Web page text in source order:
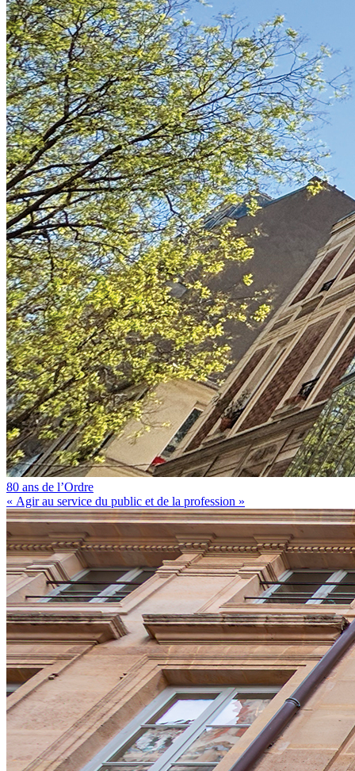
80 ans de l’Ordre
« Agir au service du public et de la profession »